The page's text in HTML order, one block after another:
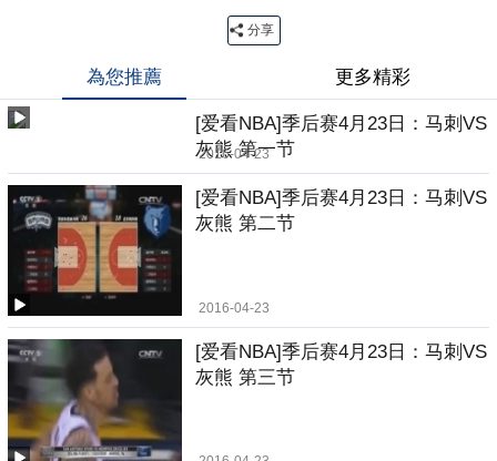
分享
為您推薦 更多精彩
[爱看NBA]季后赛4月23日：马刺VS
灰熊 第一节
2016-04-23
[爱看NBA]季后赛4月23日：马刺VS
灰熊 第二节
2016-04-23
[爱看NBA]季后赛4月23日：马刺VS
灰熊 第三节